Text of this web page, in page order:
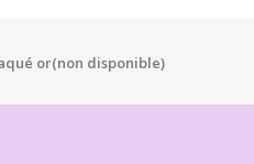
or(non disponible)